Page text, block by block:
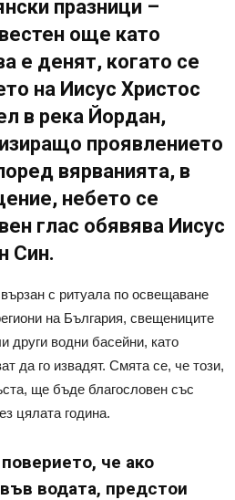
празници –
още като
е денят, когато се
на Иисус Христос
в река Йордан,
проявлението
вярванията, в
небето се
глас обявява Иисус
Син.
с ритуала по освещаване
на България, свещениците
други водни басейни, като
да го извадят. Смята се, че този,
ще бъде благословен със
цялата година.
че ако
водата, предстои